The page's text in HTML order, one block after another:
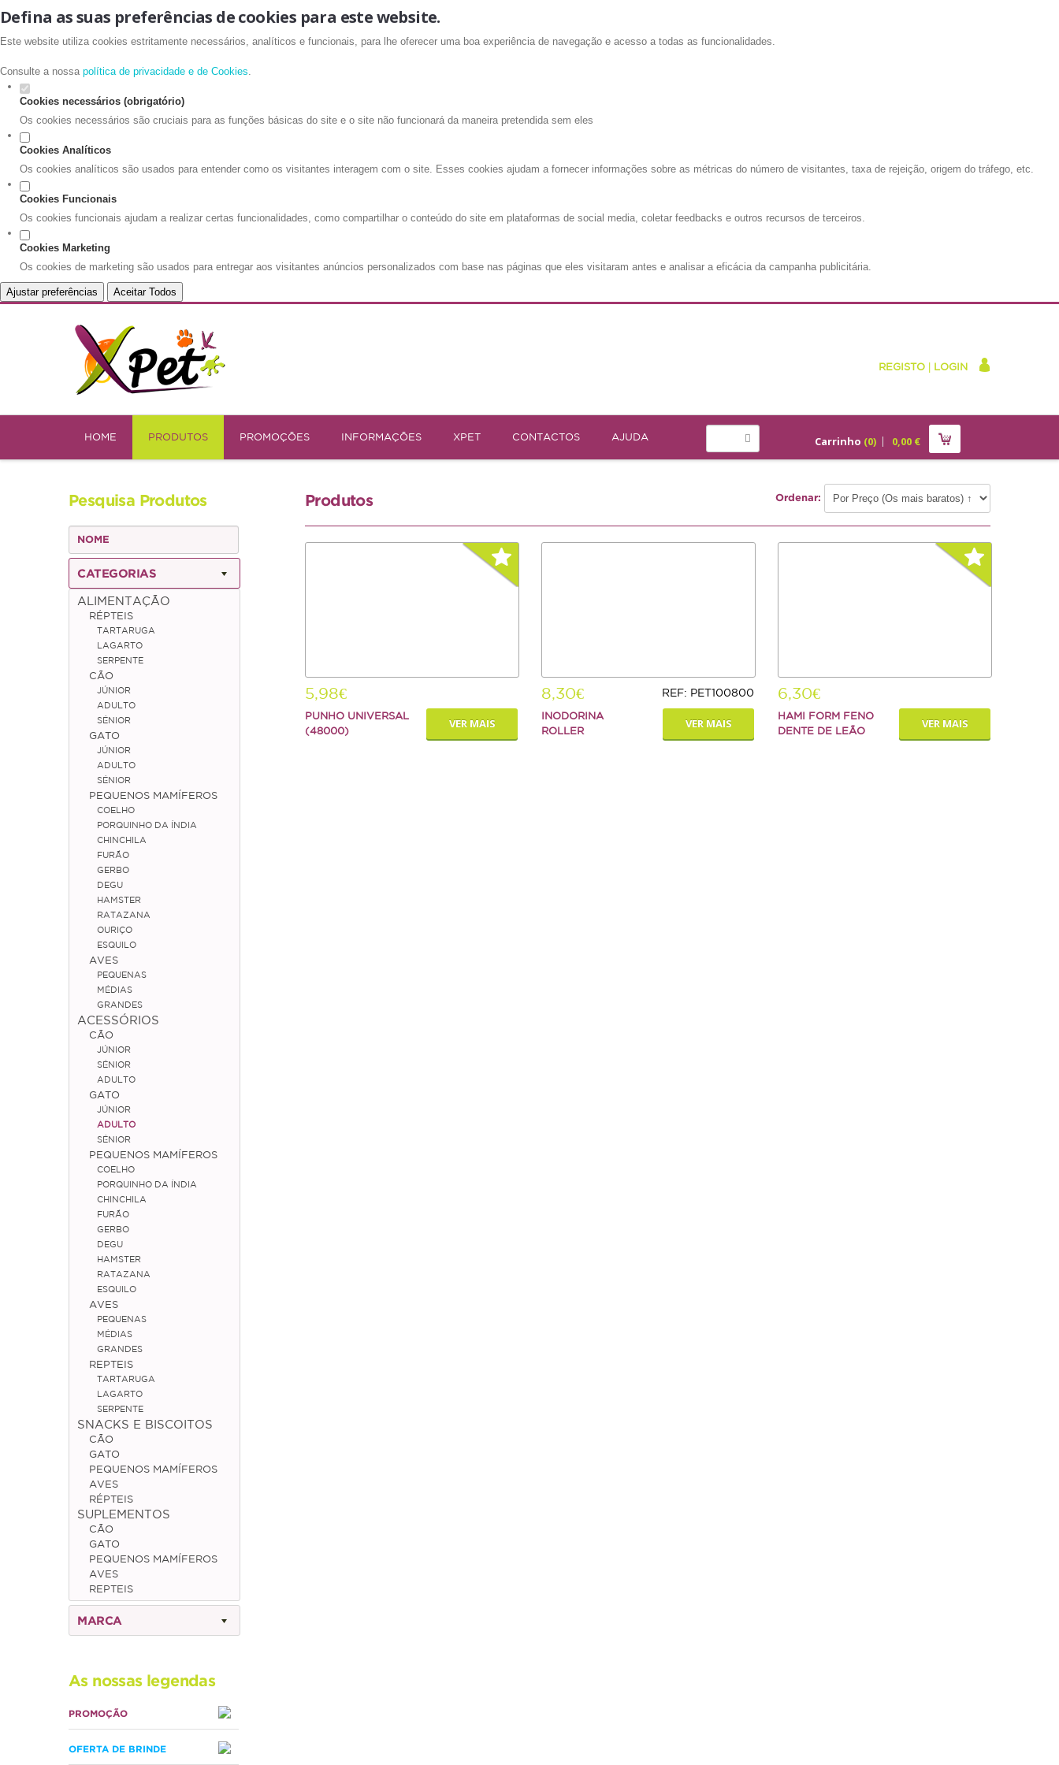
Defina as suas preferências de cookies para este website.
Este website utiliza cookies estritamente necessários, analíticos e funcionais, para lhe oferecer uma boa experiência de navegação e acesso a todas as funcionalidades.
Consulte a nossa política de privacidade e de Cookies.
Cookies necessários (obrigatório)
Os cookies necessários são cruciais para as funções básicas do site e o site não funcionará da maneira pretendida sem eles
Cookies Analíticos
Os cookies analíticos são usados para entender como os visitantes interagem com o site. Esses cookies ajudam a fornecer informações sobre as métricas do número de visitantes, taxa de rejeição, origem do tráfego, etc.
Cookies Funcionais
Os cookies funcionais ajudam a realizar certas funcionalidades, como compartilhar o conteúdo do site em plataformas de social media, coletar feedbacks e outros recursos de terceiros.
Cookies Marketing
Os cookies de marketing são usados para entregar aos visitantes anúncios personalizados com base nas páginas que eles visitaram antes e analisar a eficácia da campanha publicitária.
Ajustar preferências Aceitar Todos
REGISTO LOGIN
HOME PRODUTOS PROMOÇÕES INFORMAÇÕES XPET CONTACTOS AJUDA Carrinho (0) 0,00€
Pesquisa Produtos
CATEGORIAS
ALIMENTAÇÃO
RÉPTEIS
TARTARUGA
LAGARTO
SERPENTE
CÃO
JÚNIOR
ADULTO
SÉNIOR
GATO
JÚNIOR
ADULTO
SÉNIOR
PEQUENOS MAMÍFEROS
COELHO
PORQUINHO DA ÍNDIA
CHINCHILA
FURÃO
GERBO
DEGU
HAMSTER
RATAZANA
OURIÇO
ESQUILO
AVES
PEQUENAS
MÉDIAS
GRANDES
ACESSÓRIOS
CÃO
JÚNIOR
SÉNIOR
ADULTO
GATO
JÚNIOR
ADULTO
SÉNIOR
PEQUENOS MAMÍFEROS
COELHO
PORQUINHO DA ÍNDIA
CHINCHILA
FURÃO
GERBO
DEGU
HAMSTER
RATAZANA
ESQUILO
AVES
PEQUENAS
MÉDIAS
GRANDES
REPTEIS
TARTARUGA
LAGARTO
SERPENTE
SNACKS E BISCOITOS
CÃO
GATO
PEQUENOS MAMÍFEROS
AVES
RÉPTEIS
SUPLEMENTOS
CÃO
GATO
PEQUENOS MAMÍFEROS
AVES
REPTEIS
MARCA
As nossas legendas
PROMOÇÃO
OFERTA DE BRINDE
Produtos Ordenar:
5,98€
PUNHO UNIVERSAL
(48000)
VER MAIS
8,30€ REF: PET100800
INODORINA
ROLLER
VER MAIS
6,30€
HAMI FORM FENO
DENTE DE LEÃO
VER MAIS